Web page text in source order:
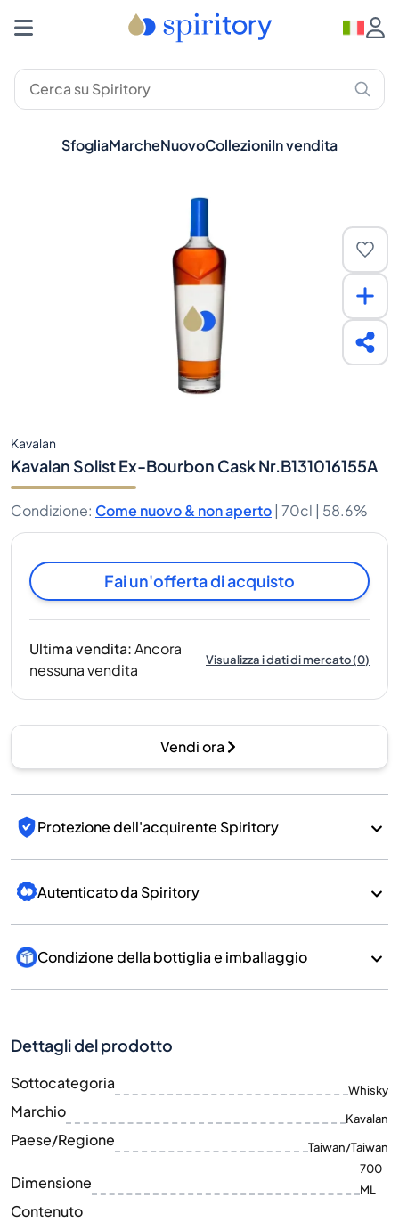
SfogliaMarcheNuovoCollezioniIn vendita
Kavalan
Kavalan Solist Ex-Bourbon Cask Nr.B131016155A
Condizione: Come nuovo & non aperto | 70cl | 58.6%
Fai un'offerta di acquisto
Ultima vendita:Ancora
nessuna vendita
Visualizza i dati di mercato(0)
Vendi ora
Protezione dell'acquirente Spiritory
Autenticato da Spiritory
Condizione della bottiglia e imballaggio
Dettagli del prodotto
Sottocategoria Whisky
Marchio Kavalan
Paese/Regione Taiwan/Taiwan
Dimensione
700
ML
Contenuto